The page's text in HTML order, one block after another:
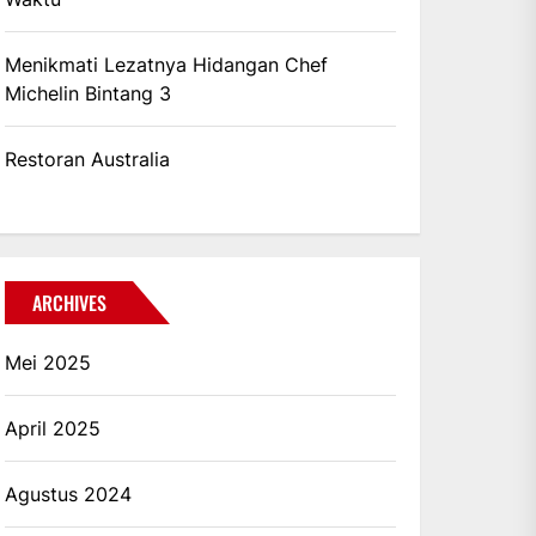
Menikmati Lezatnya Hidangan Chef
Michelin Bintang 3
Restoran Australia
ARCHIVES
Mei 2025
April 2025
Agustus 2024